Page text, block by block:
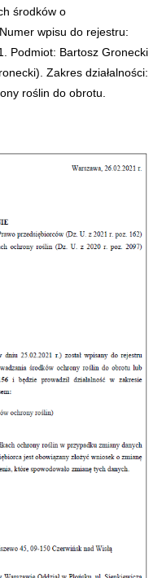
środków o
Numer wpisu do rejestru:
Podmiot: Bartosz Gronecki
Zakres działalności:
roślin do obrotu.